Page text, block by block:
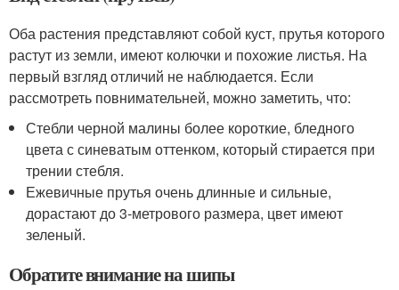
Оба растения представляют собой куст, прутья которого
растут из земли, имеют колючки и похожие листья. На
первый взгляд отличий не наблюдается. Если
рассмотреть повнимательней, можно заметить, что:
Стебли черной малины более короткие, бледного
цвета с синеватым оттенком, который стирается при
трении стебля.
Ежевичные прутья очень длинные и сильные,
дорастают до 3-метрового размера, цвет имеют
зеленый.
Обратите внимание на шипы